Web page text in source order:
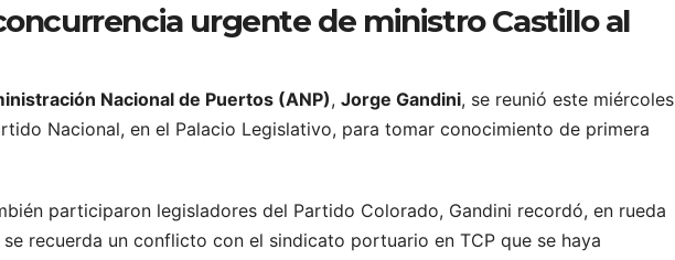
urgente de ministro Castillo al
Nacional de Puertos (ANP), Jorge Gandini, se reunió este miércoles
Nacional, en el Palacio Legislativo, para tomar conocimiento de primera
participaron legisladores del Partido Colorado, Gandini recordó, en rueda
recuerda un conflicto con el sindicato portuario en TCP que se haya